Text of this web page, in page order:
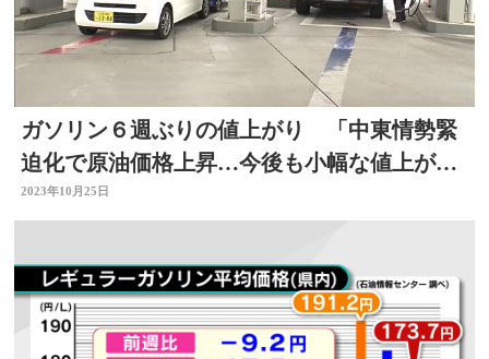
ガソリン６週ぶりの値上がり 「中東情勢緊
迫化で原油価格上昇…今後も小幅な値上がり
に」
2023年10月25日